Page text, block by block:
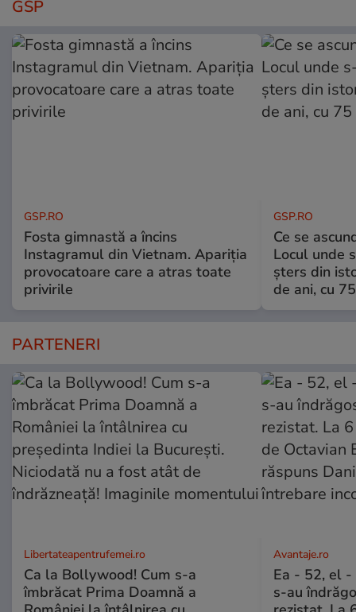
GSP
GSP.RO
Fosta gimnastă a încins
Instagramul din Vietnam. Apariția
provocatoare care a atras toate
privirile
GSP.RO
Ce se
Locul unde
șters din
de ani, cu
PARTENERI
Libertateapentrufemei.ro
Ca la Bollywood! Cum s-a
îmbrăcat Prima Doamnă a
Avantaje.ro
Ea - 52, el -
s-au